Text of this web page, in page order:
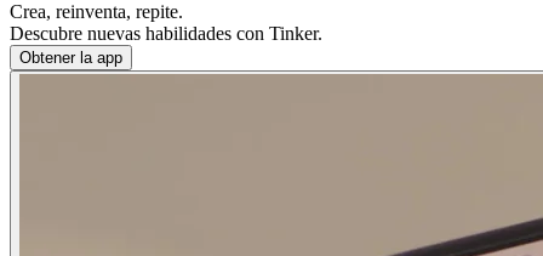
Crea, reinventa, repite.
Descubre nuevas habilidades con Tinker.
Obtener la app